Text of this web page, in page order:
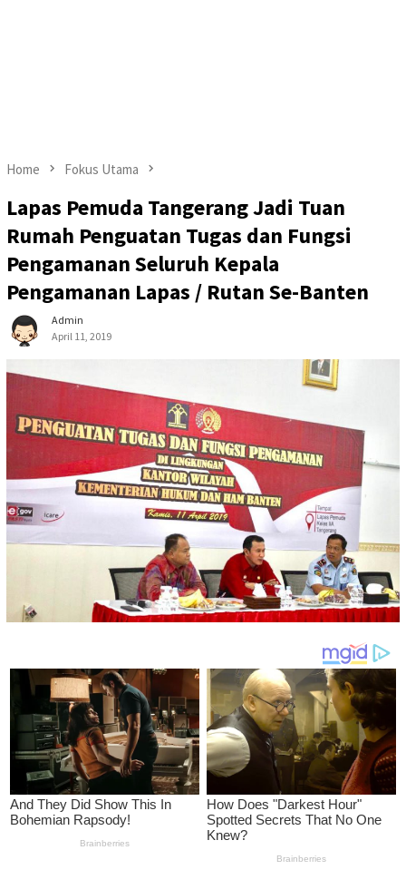
Home Fokus Utama
Lapas Pemuda Tangerang Jadi Tuan
Rumah Penguatan Tugas dan Fungsi
Pengamanan Seluruh Kepala
Pengamanan Lapas / Rutan Se-Banten
Admin
April 11, 2019